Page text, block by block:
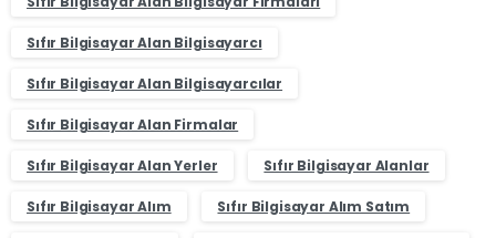
Sıfır Bilgisayar Alan Bilgisayarcı
Sıfır Bilgisayar Alan Bilgisayarcılar
Sıfır Bilgisayar Alan Firmalar
Sıfır Bilgisayar Alan Yerler Sıfır Bilgisayar Alanlar
Sıfır Bilgisayar Alım Sıfır Bilgisayar Alım Satım